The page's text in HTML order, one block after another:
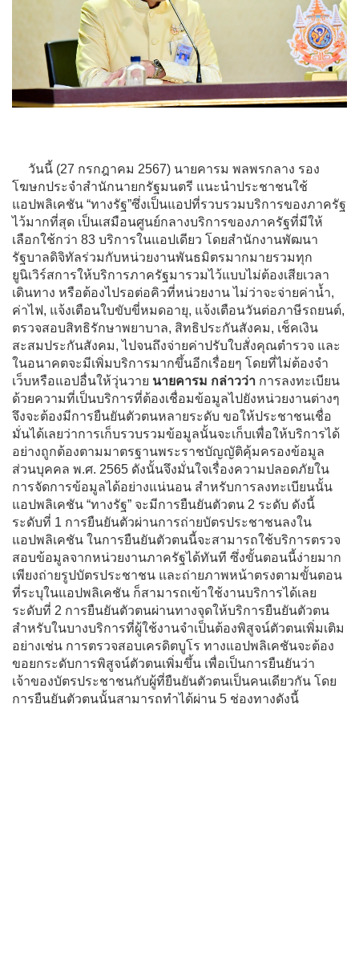
วันนี้ (27 กรกฎาคม 2567) นายคารม พลพรกลาง รอง
โฆษกประจำสำนักนายกรัฐมนตรี แนะนำประชาชนใช้
แอปพลิเคชัน “ทางรัฐ”ซึ่งเป็นแอปที่รวบรวมบริการของภาครัฐ
ไว้มากที่สุด เป็นเสมือนศูนย์กลางบริการของภาครัฐที่มีให้
เลือกใช้กว่า 83 บริการในแอปเดียว โดยสำนักงานพัฒนา
รัฐบาลดิจิทัลร่วมกับหน่วยงานพันธมิตรมากมายรวมทุก
ยูนิเวิร์สการให้บริการภาครัฐมารวมไว้แบบไม่ต้องเสียเวลา
เดินทาง หรือต้องไปรอต่อคิวที่หน่วยงาน ไม่ว่าจะจ่ายค่าน้ำ,
ค่าไฟ, แจ้งเตือนใบขับขี่หมดอายุ, แจ้งเตือนวันต่อภาษีรถยนต์,
ตรวจสอบสิทธิรักษาพยาบาล, สิทธิประกันสังคม, เช็คเงิน
สะสมประกันสังคม, ไปจนถึงจ่ายค่าปรับใบสั่งคุณตำรวจ และ
ในอนาคตจะมีเพิ่มบริการมากขึ้นอีกเรื่อยๆ โดยที่ไม่ต้องจำ
เว็บหรือแอปอื่นให้วุ่นวาย นายคารม กล่าวว่า การลงทะเบียน
ด้วยความที่เป็นบริการที่ต้องเชื่อมข้อมูลไปยังหน่วยงานต่างๆ
จึงจะต้องมีการยืนยันตัวตนหลายระดับ ขอให้ประชาชนเชื่อ
มั่นได้เลยว่าการเก็บรวบรวมข้อมูลนั้นจะเก็บเพื่อให้บริการได้
อย่างถูกต้องตามมาตรฐานพระราชบัญญัติคุ้มครองข้อมูล
ส่วนบุคคล พ.ศ. 2565 ดังนั้นจึงมั่นใจเรื่องความปลอดภัยใน
การจัดการข้อมูลได้อย่างแน่นอน สำหรับการลงทะเบียนนั้น
แอปพลิเคชัน “ทางรัฐ” จะมีการยืนยันตัวตน 2 ระดับ ดังนี้
ระดับที่ 1 การยืนยันตัวผ่านการถ่ายบัตรประชาชนลงใน
แอปพลิเคชัน ในการยืนยันตัวตนนี้จะสามารถใช้บริการตรวจ
สอบข้อมูลจากหน่วยงานภาครัฐได้ทันที ซึ่งขั้นตอนนี้ง่ายมาก
เพียงถ่ายรูปบัตรประชาชน และถ่ายภาพหน้าตรงตามขั้นตอน
ที่ระบุในแอปพลิเคชัน ก็สามารถเข้าใช้งานบริการได้เลย
ระดับที่ 2 การยืนยันตัวตนผ่านทางจุดให้บริการยืนยันตัวตน
สำหรับในบางบริการที่ผู้ใช้งานจำเป็นต้องพิสูจน์ตัวตนเพิ่มเติม
อย่างเช่น การตรวจสอบเครดิตบูโร ทางแอปพลิเคชันจะต้อง
ขอยกระดับการพิสูจน์ตัวตนเพิ่มขึ้น เพื่อเป็นการยืนยันว่า
เจ้าของบัตรประชาชนกับผู้ที่ยืนยันตัวตนเป็นคนเดียวกัน โดย
การยืนยันตัวตนนั้นสามารถทำได้ผ่าน 5 ช่องทางดังนี้